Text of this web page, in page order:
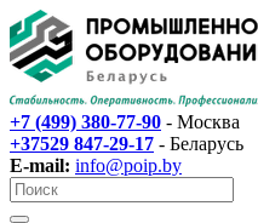
+7 (499) 380-77-90 - Москва
+37529 847-29-17‬ - Беларусь
E-mail: info@poip.by